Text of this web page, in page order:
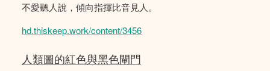
不愛聽人說，傾向指揮比音見人。
hd.thiskeep.work/content/3456
人類圖的紅色與黑色閘門